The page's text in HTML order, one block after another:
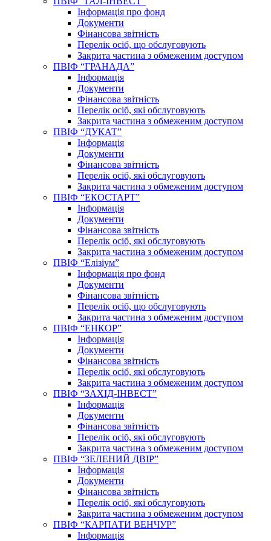
Інформація про фонд
Документи
Фінансова звітність
Перелік осіб, що обслуговують
Закрита частина з обмеженим доступом
ПВІФ “ГРАНАДА”
Інформація
Документи
Фінансова звітність
Перелік осіб, які обслуговують
Закрита частина з обмеженим доступом
ПВІФ “ДУКАТ”
Інформація
Документи
Фінансова звітність
Перелік осіб, які обслуговують
Закрита частина з обмеженим доступом
ПВІФ “ЕКОСТАРТ”
Інформація
Документи
Фінансова звітність
Перелік осіб, які обслуговують
Закрита частина з обмеженим доступом
ПВІФ “Елізіум”
Інформація про фонд
Документи
Фінансова звітність
Перелік осіб, що обслуговують
Закрита частина з обмеженим доступом
ПВІФ “ЕНКОР”
Інформація
Документи
Фінансова звітність
Перелік осіб, які обслуговують
Закрита частина з обмеженим доступом
ПВІФ “ЗАХІД-ІНВЕСТ”
Інформація
Документи
Фінансова звітність
Перелік осіб, які обслуговують
Закрита частина з обмеженим доступом
ПВІФ “ЗЕЛЕНИЙ ДВІР”
Інформація
Документи
Фінансова звітність
Перелік осіб, які обслуговують
Закрита частина з обмеженим доступом
ПВІФ “КАРПАТИ ВЕНЧУР”
Інформація